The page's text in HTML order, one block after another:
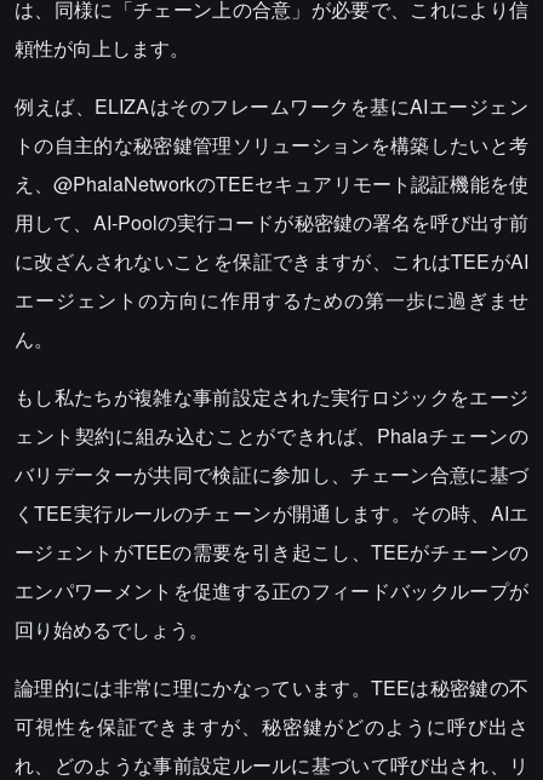
は、同様に「チェーン上の合意」が必要で、これにより信
頼性が向上します。
例えば、ELIZAはそのフレームワークを基にAIエージェン
トの自主的な秘密鍵管理ソリューションを構築したいと考
え、@PhalaNetworkのTEEセキュアリモート認証機能を使
用して、AI-Poolの実行コードが秘密鍵の署名を呼び出す前
に改ざんされないことを保証できますが、これはTEEがAI
エージェントの方向に作用するための第一歩に過ぎませ
ん。
もし私たちが複雑な事前設定された実行ロジックをエージ
ェント契約に組み込むことができれば、Phalaチェーンの
バリデーターが共同で検証に参加し、チェーン合意に基づ
くTEE実行ルールのチェーンが開通します。その時、AIエ
ージェントがTEEの需要を引き起こし、TEEがチェーンの
エンパワーメントを促進する正のフィードバックループが
回り始めるでしょう。
論理的には非常に理にかなっています。TEEは秘密鍵の不
可視性を保証できますが、秘密鍵がどのように呼び出さ
れ、どのような事前設定ルールに基づいて呼び出され、リ